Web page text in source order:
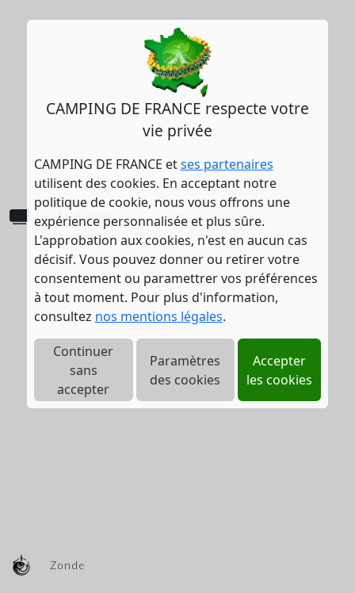
CAMPING DE FRANCE respecte votre
vie privée
CAMPING DE FRANCE etses partenaires
utilisent des cookies. En acceptant notre
politique de cookie, nous vous offrons une
expérience personnalisée et plus sûre.
L'approbation aux cookies, n'est en aucun cas
décisif. Vous pouvez donner ou retirer votre
consentement ou paramettrer vos préférences
à tout moment. Pour plus d'information,
consultez nos mentions légales.
Continuer
sans
accepter
Paramètres
des cookies
Accepter
les cookies
TV kamer
Zonde